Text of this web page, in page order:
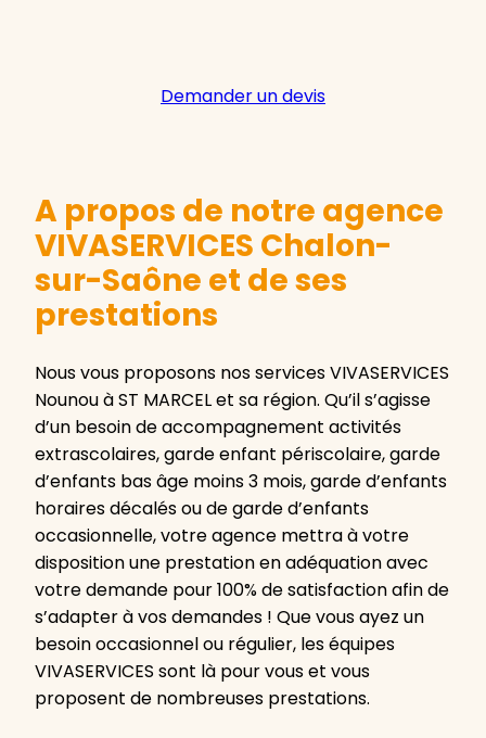
Demander un devis
A propos de notre agence
VIVASERVICES Chalon-
sur-Saône et de ses
prestations
Nous vous proposons nos services VIVASERVICES
Nounou à ST MARCEL et sa région. Qu’il s’agisse
d’un besoin de accompagnement activités
extrascolaires, garde enfant périscolaire, garde
d’enfants bas âge moins 3 mois, garde d’enfants
horaires décalés ou de garde d’enfants
occasionnelle, votre agence mettra à votre
disposition une prestation en adéquation avec
votre demande pour 100% de satisfaction afin de
s’adapter à vos demandes ! Que vous ayez un
besoin occasionnel ou régulier, les équipes
VIVASERVICES sont là pour vous et vous
proposent de nombreuses prestations.